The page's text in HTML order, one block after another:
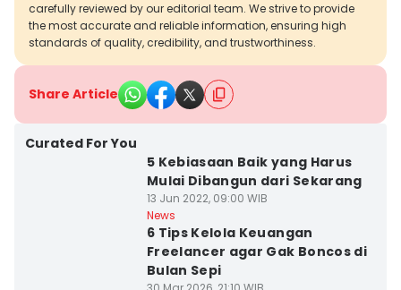
carefully reviewed by our editorial team. We strive to provide
the most accurate and reliable information, ensuring high
standards of quality, credibility, and trustworthiness.
Share Article
Curated For You
5 Kebiasaan Baik yang Harus
Mulai Dibangun dari Sekarang
13 Jun 2022, 09:00 WIB
News
6 Tips Kelola Keuangan
Freelancer agar Gak Boncos di
Bulan Sepi